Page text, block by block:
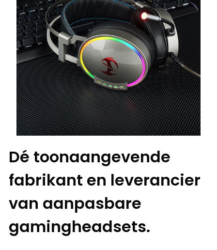
Dé toonaangevende
fabrikant en leverancier
van aanpasbare
gamingheadsets.